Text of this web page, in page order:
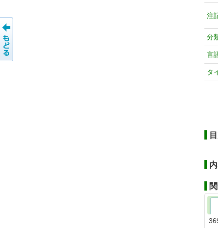
注
分
言
タ